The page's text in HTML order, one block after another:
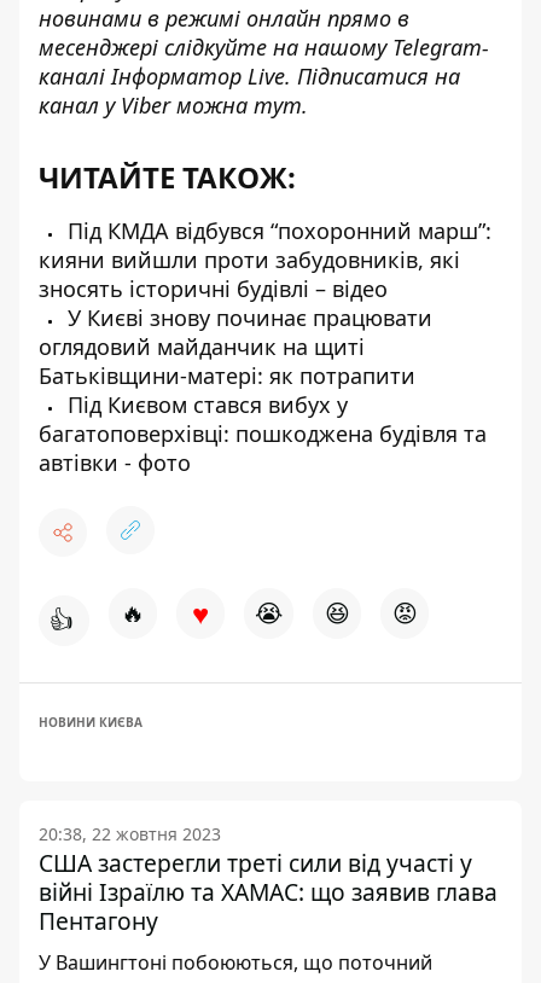
новинами в режимі онлайн прямо в
месенджері слідкуйте на нашому Telegram-
каналіІнформатор Live. Підписатися на
канал у Viber можна тут.
ЧИТАЙТЕ ТАКОЖ:
Під КМДА відбувся “похоронний марш”:
кияни вийшли проти забудовників, які
зносять історичні будівлі – відео
У Києві знову починає працювати
оглядовий майданчик на щиті
Батьківщини-матері: як потрапити
Під Києвом стався вибух у
багатоповерхівці: пошкоджена будівля та
автівки - фото
👍 🔥 ♥ 😭 😆 😡
НОВИНИ КИЄВА
20:38, 22 жовтня 2023
США застерегли треті сили від участі у
війні Ізраїлю та ХАМАС: що заявив глава
Пентагону
У Вашингтоні побоюються, що поточний